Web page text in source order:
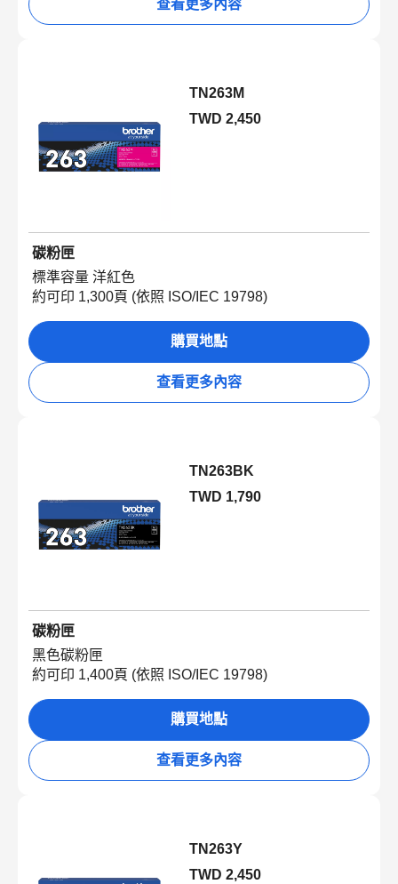
查看更多內容
TN263M
TWD 2,450
碳粉匣
標準容量 洋紅色
約可印 1,300頁 (依照 ISO/IEC 19798)
購買地點
查看更多內容
TN263BK
TWD 1,790
碳粉匣
黑色碳粉匣
約可印 1,400頁 (依照 ISO/IEC 19798)
購買地點
查看更多內容
TN263Y
TWD 2,450